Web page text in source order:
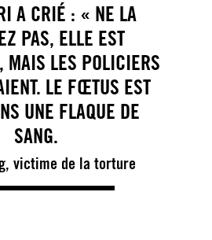
A CRIÉ : « NE LA
PAS, ELLE EST
MAIS LES POLICIERS
LE FŒTUS EST
UNE FLAQUE DE
SANG.
victime de la torture